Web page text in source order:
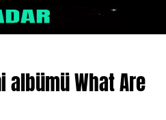
albümü What Are